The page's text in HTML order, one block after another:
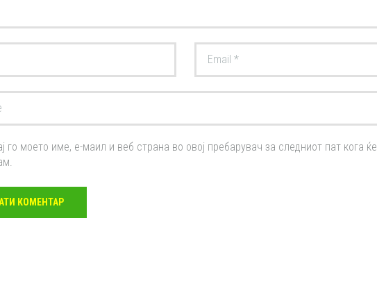
го моето име, е-маил и веб страна во овој пребарувач за следниот пат кога ќе